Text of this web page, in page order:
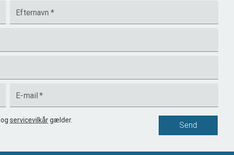
Efternavn *
E-mail *
og servicevilkår gælder.
Send